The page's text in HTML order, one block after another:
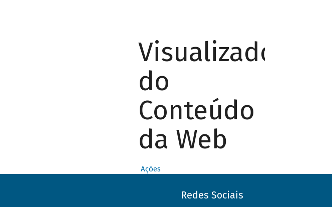
Visualizador
do
Conteúdo
da Web
Ações
Redes Sociais